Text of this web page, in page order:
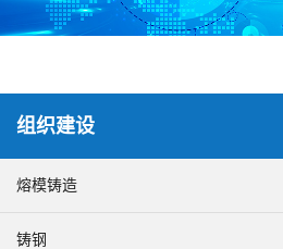
组织建设
熔模铸造
铸钢